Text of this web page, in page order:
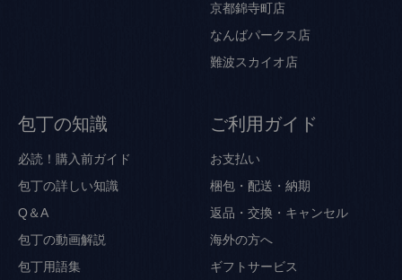
京都錦寺町店
なんばパークス店
難波スカイオ店
包丁の知識
必読！購入前ガイド
包丁の詳しい知識
Q＆A
包丁の動画解説
包丁用語集
ご利用ガイド
お支払い
梱包・配送・納期
返品・交換・キャンセル
海外の方へ
ギフトサービス